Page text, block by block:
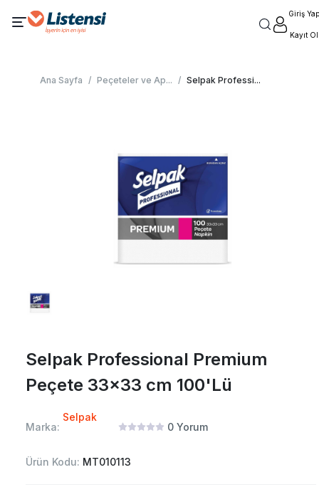
Giriş Yap
Kayıt Ol
Ana Sayfa / Peçeteler ve Ap... / Selpak Professi...
Selpak Professional Premium
Peçete 33x33 cm 100'Lü
Marka:
Selpak
0 Yorum
Ürün Kodu: MT010113